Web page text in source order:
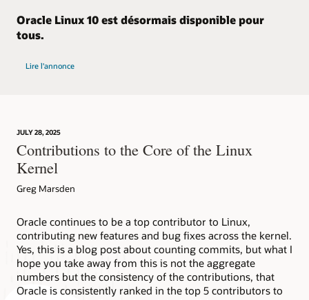
Oracle Linux 10 est désormais disponible pour
tous.
Lire l'annonce
JULY 28, 2025
Contributions to the Core of the Linux
Kernel
Greg Marsden
Oracle continues to be a top contributor to Linux,
contributing new features and bug fixes across the kernel.
Yes, this is a blog post about counting commits, but what I
hope you take away from this is not the aggregate
numbers but the consistency of the contributions, that
Oracle is consistently ranked in the top 5 contributors to